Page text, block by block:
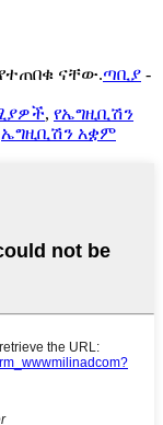
ናቸው.ጣቢያ -
, የኤግዚቢሽን
ኤግዚቢሽን አቋም